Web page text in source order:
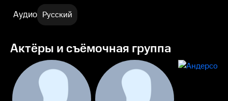
Аудио Русский
Актёры и съёмочная группа